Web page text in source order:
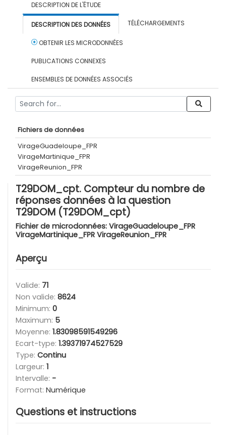
DESCRIPTION DE L'ÉTUDE
DESCRIPTION DES DONNÉES TÉLÉCHARGEMENTS
OBTENIR LES MICRODONNÉES
PUBLICATIONS CONNEXES
ENSEMBLES DE DONNÉES ASSOCIÉS
Fichiers de données
VirageGuadeloupe_FPR
VirageMartinique_FPR
VirageReunion_FPR
T29DOM_cpt. Compteur du nombre de
réponses données à la question
T29DOM (T29DOM_cpt)
Fichier de microdonnées: VirageGuadeloupe_FPR
VirageMartinique_FPR VirageReunion_FPR
Aperçu
Valide: 71
Non valide: 8624
Minimum: 0
Maximum: 5
Moyenne: 1.83098591549296
Ecart-type: 1.39371974527529
Type: Continu
Largeur: 1
Intervalle: -
Format: Numérique
Questions et instructions